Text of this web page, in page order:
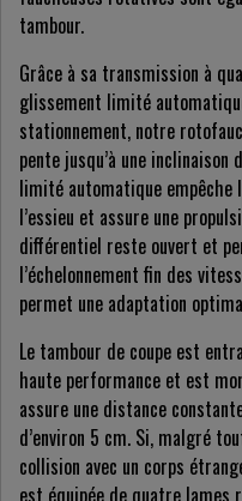
tambour.
Grâce à sa transmission à
glissement limité
stationnement, notre
pente jusqu’à une
limité automatique empêche
l’essieu et assure une
différentiel reste ouvert et
l’échelonnement fin des
permet une adaptation
Le tambour de coupe est
haute performance et est
assure une distance
d’environ 5 cm. Si, malgré
collision avec un corps
est équipée de quatre lames